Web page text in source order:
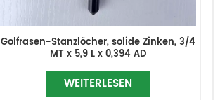
Golfrasen-Stanzlöcher, solide Zinken, 3/4
MT x 5,9 L x 0,394 AD
WEITERLESEN